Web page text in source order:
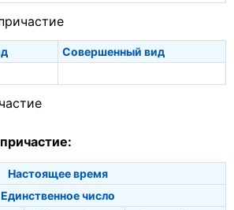
Совершенный вид
Настоящее время
Единственное число